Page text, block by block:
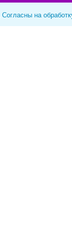
Согласны на